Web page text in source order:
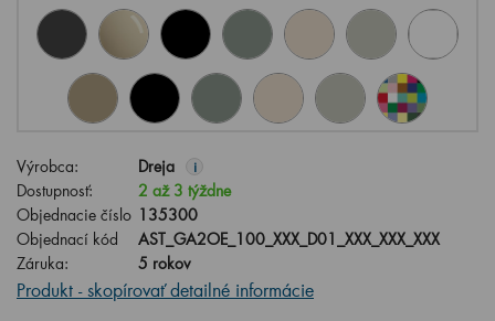
Výrobca: Dreja i
Dostupnosť:
2 až 3 týždne
Objednacie číslo 135300
Objednací kód
AST_GA2OE_100_XXX_D01_XXX_XXX_XXX
Záruka:
5 rokov
Produkt - skopírovať detailné informácie